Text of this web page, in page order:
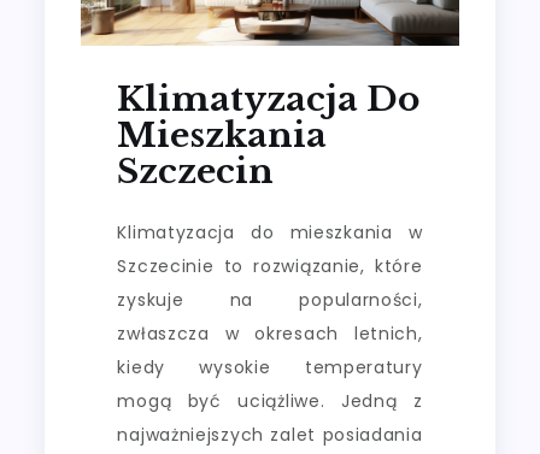
Klimatyzacja Do
Mieszkania
Szczecin
Klimatyzacja do mieszkania w
Szczecinie to rozwiązanie, które
zyskuje na popularności,
zwłaszcza w okresach letnich,
kiedy wysokie temperatury
mogą być uciążliwe. Jedną z
najważniejszych zalet posiadania